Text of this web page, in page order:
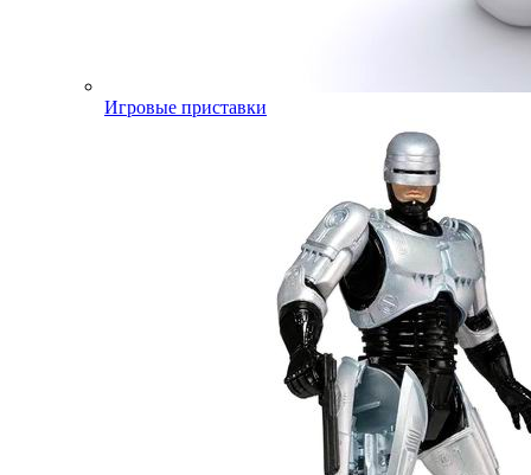
Игровые приставки